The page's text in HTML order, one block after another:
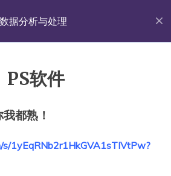
尝
World.
实践课程
数据分析与处理
更清晰
PS软件
都熟！
s/1yEqRNb2r1HkGVA1sTIVtPw?
WordPress
|
Theme: Fairy by
Candid Themes